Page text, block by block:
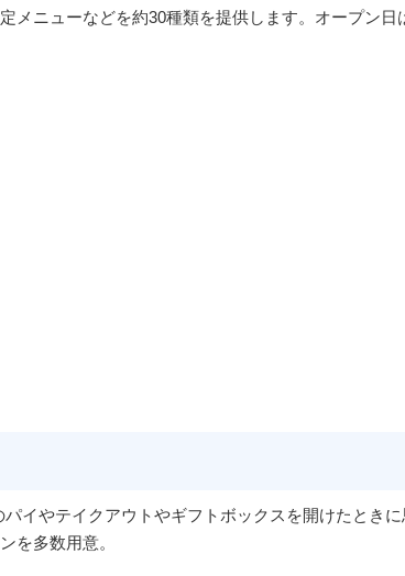
メニューなどを約30種類を提供します。オープン日
イやテイクアウトやギフトボックスを開けたとき
を多数用意。